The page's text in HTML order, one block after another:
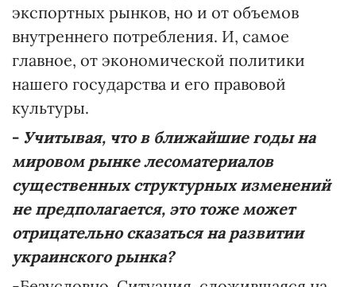
экспортных рынков, но и от объемов
внутреннего потребления. И, самое
главное, от экономической политики
нашего государства и его правовой
культуры.
- Учитывая, что в ближайшие годы на
мировом рынке лесоматериалов
существенных структурныхизменений
не предполагается, это тоже может
отрицательно сказаться на развитии
украинского рынка?